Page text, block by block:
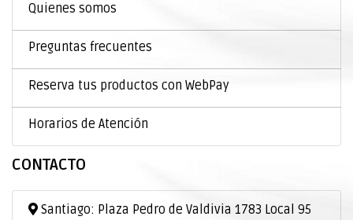
Quienes somos
Preguntas frecuentes
Reserva tus productos con WebPay
Horarios de Atención
CONTACTO
Santiago: Plaza Pedro de Valdivia 1783 Local 95